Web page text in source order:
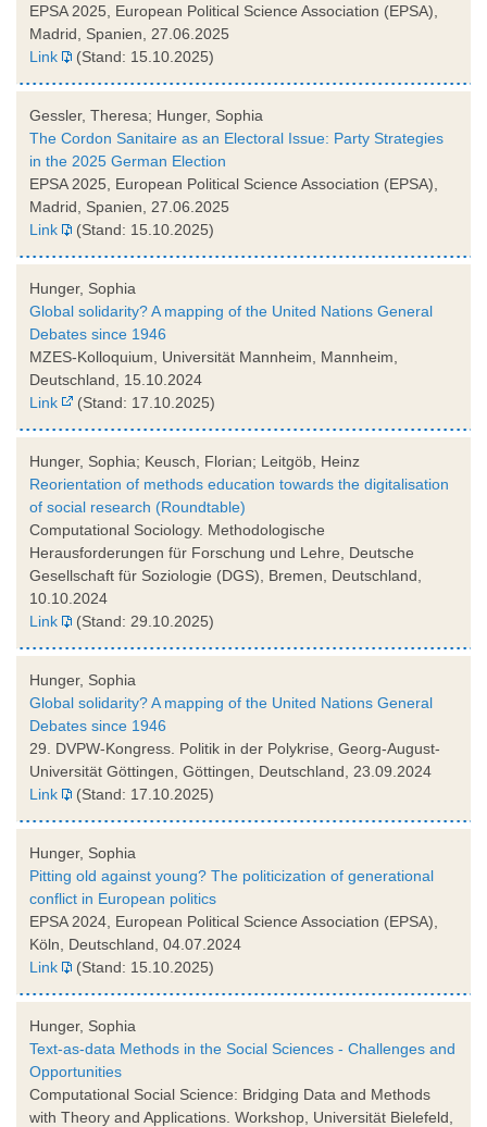
EPSA 2025, European Political Science Association (EPSA),
Madrid, Spanien, 27.06.2025
Link
(Stand: 15.10.2025)
Gessler, Theresa; Hunger, Sophia
The Cordon Sanitaire as an Electoral Issue: Party Strategies
in the 2025 German Election
EPSA 2025, European Political Science Association (EPSA),
Madrid, Spanien, 27.06.2025
Link
(Stand: 15.10.2025)
Hunger, Sophia
Global solidarity? A mapping of the United Nations General
Debates since 1946
MZES-Kolloquium, Universität Mannheim, Mannheim,
Deutschland, 15.10.2024
Link
(Stand: 17.10.2025)
Hunger, Sophia; Keusch, Florian; Leitgöb, Heinz
Reorientation of methods education towards the digitalisation
of social research (Roundtable)
Computational Sociology. Methodologische
Herausforderungen für Forschung und Lehre, Deutsche
Gesellschaft für Soziologie (DGS), Bremen, Deutschland,
10.10.2024
Link
(Stand: 29.10.2025)
Hunger, Sophia
Global solidarity? A mapping of the United Nations General
Debates since 1946
29. DVPW-Kongress. Politik in der Polykrise, Georg-August-
Universität Göttingen, Göttingen, Deutschland, 23.09.2024
Link
(Stand: 17.10.2025)
Hunger, Sophia
Pitting old against young? The politicization of generational
conflict in European politics
EPSA 2024, European Political Science Association (EPSA),
Köln, Deutschland, 04.07.2024
Link
(Stand: 15.10.2025)
Hunger, Sophia
Text-as-data Methods in the Social Sciences - Challenges and
Opportunities
Computational Social Science: Bridging Data and Methods
with Theory and Applications. Workshop, Universität Bielefeld,